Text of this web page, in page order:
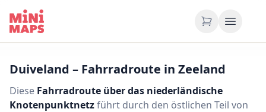
Zum Inhalt springen
Duiveland – Fahrradroute in Zeeland
Diese Fahrradroute über das niederländische
Knotenpunktnetzführt durch den östlichen Teil von